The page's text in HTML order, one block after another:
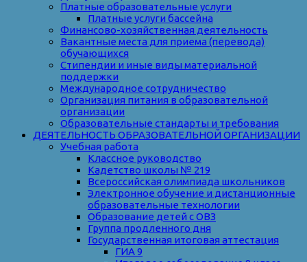
Платные образовательные услуги
Платные услуги бассейна
Финансово-хозяйственная деятельность
Вакантные места для приема (перевода)
обучающихся
Стипендии и иные виды материальной
поддержки
Международное сотрудничество
Организация питания в образовательной
организации
Образовательные стандарты и требования
ДЕЯТЕЛЬНОСТЬ ОБРАЗОВАТЕЛЬНОЙ ОРГАНИЗАЦИИ
Учебная работа
Классное руководство
Кадетство школы № 219
Всероссийская олимпиада школьников
Электронное обучение и дистанционные
образовательные технологии
Образование детей с ОВЗ
Группа продленного дня
Государственная итоговая аттестация
ГИА 9